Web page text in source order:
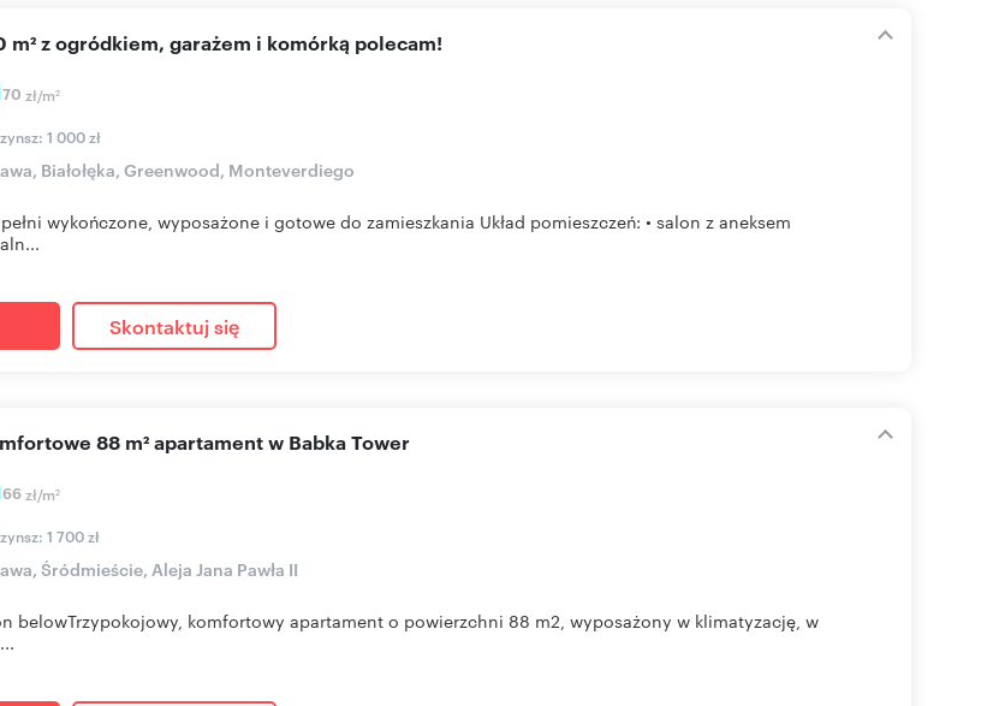
70 zł/m2
m² z ogródkiem, garażem i komórką polecam!
1 000 zł
Białołęka, Greenwood, Monteverdiego
wykończone, wyposażone i gotowe do zamieszkania Układ pomieszczeń: • salon z aneksem
Skontaktuj się
66zł/m2
88 m² apartament w Babka Tower
1 700 zł
Śródmieście, Aleja Jana Pawła II
belowTrzypokojowy, komfortowy apartament o powierzchni 88 m2, wyposażony w klimatyzację, w